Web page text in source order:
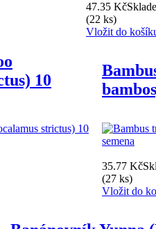
47.35 Kč
(22 ks)
Vložit do
10
35.77 Kč
(27 ks)
Vložit do